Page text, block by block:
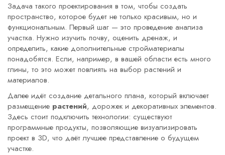
Задача такого проектирования в том, чтобы создать
пространство, которое будет не только красивым, но и
функциональным. Первый шаг — это проведение анализа
участка. Нужно изучить почву, оценить дренаж, и
определить, какие дополнительные стройматериалы
понадобятся. Если, например, в вашей области есть много
глины, то это может повлиять на выбор растений и
материалов.
Далее идёт создание детального плана, который включает
размещение растений, дорожек и декоративных элементов.
Здесь стоит подключить технологии: существуют
программные продукты, позволяющие визуализировать
проект в 3D, что даёт лучшее представление о будущем
участке.